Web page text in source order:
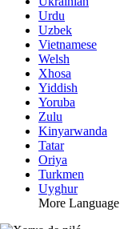
Urdu
Uzbek
Vietnamese
Welsh
Xhosa
Yiddish
Yoruba
Zulu
Kinyarwanda
Tatar
Oriya
Turkmen
Uyghur
More Language